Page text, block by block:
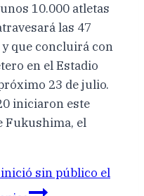
10.000 atletas
las 47
que concluirá con
en el Estadio
23 de julio.
iniciaron este
Fukushima, el
sin público el